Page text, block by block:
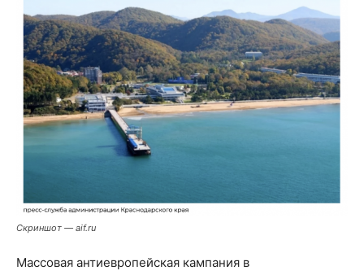
Скриншот — aif.ru
Массовая антиевропейская кампания в